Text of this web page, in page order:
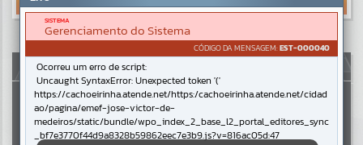
Portais
Por favor, aguarde...
NOTÍCIAS
Por favor, aguarde...
AUTOATENDIMENTO
SISTEMA
Gerenciamento do Sistema
CÓDIGO DA MENSAGEM:EST-000040
Ocorreu um erro de script:
Uncaught SyntaxError: Unexpected token '('
https://cachoeirinha.atende.net/https:/cachoeirinha.atende.net/cidad
ao/pagina/emef-jose-victor-de-
medeiros/static/bundle/wpo_index_2_base_l2_portal_editores_sync
_bf7e3770f44d9a8328b59862eec7e3b9.js?v=816ac05d:47